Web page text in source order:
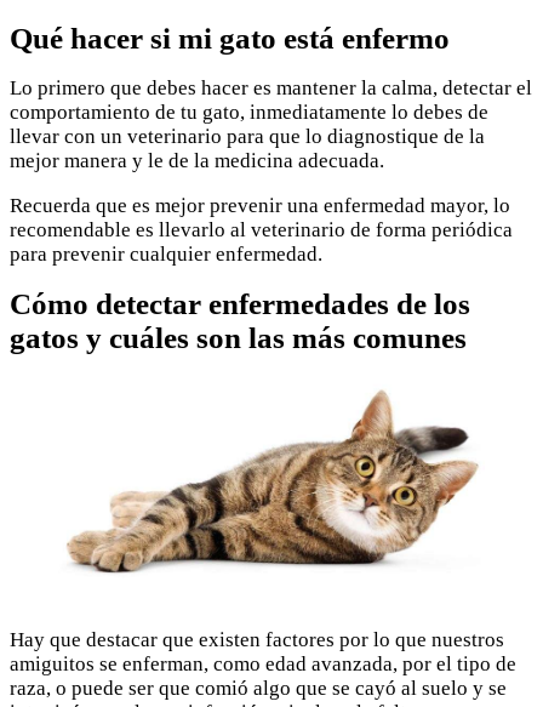
Qué hacer si mi gato está enfermo
Lo primero que debes hacer es mantener la calma, detectar el
comportamiento de tu gato, inmediatamente lo debes de
llevar con un veterinario para que lo diagnostique de la
mejor manera y le de la medicina adecuada.
Recuerda que es mejor prevenir una enfermedad mayor, lo
recomendable es llevarlo al veterinario de forma periódica
para prevenir cualquier enfermedad.
Cómo detectar enfermedades de los
gatos y cuáles son las más comunes
Hay que destacar que existen factores por lo que nuestros
amiguitos se enferman, como edad avanzada, por el tipo de
raza, o puede ser que comió algo que se cayó al suelo y se